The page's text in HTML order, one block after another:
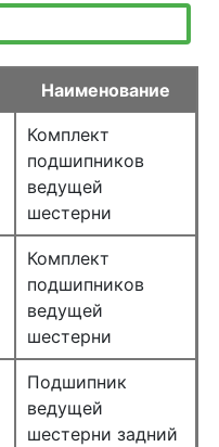
Наименование
Комплект
подшипников
ведущей
шестерни
Комплект
подшипников
ведущей
шестерни
Подшипник
ведущей
шестерни задний